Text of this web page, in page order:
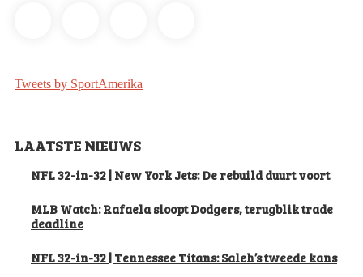
Tweets by SportAmerika
LAATSTE NIEUWS
NFL 32-in-32 | New York Jets: De rebuild duurt voort
MLB Watch: Rafaela sloopt Dodgers, terugblik trade
deadline
NFL 32-in-32 | Tennessee Titans: Saleh’s tweede kans